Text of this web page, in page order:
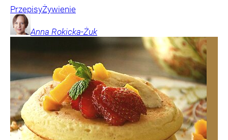
PrzepisyŻywienie
Anna Rokicka-Żuk